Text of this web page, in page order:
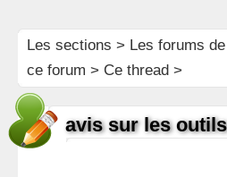
Les sections > Les forums
ce forum > Ce thread >
avis sur les